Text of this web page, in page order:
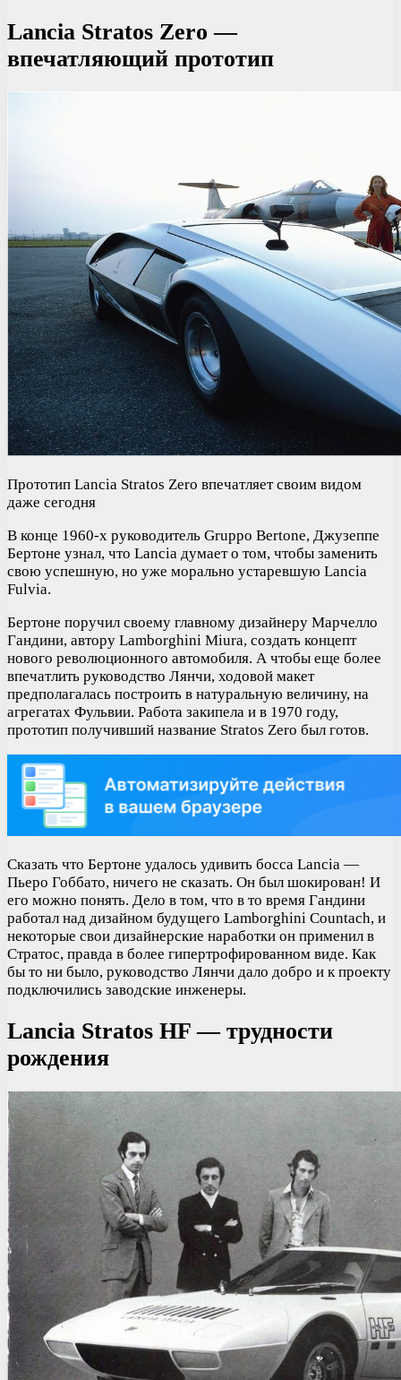
Lancia Stratos Zero —
впечатляющий прототип
Прототип Lancia Stratos Zero впечатляет своим видом
даже сегодня
В конце 1960-х руководитель Gruppo Bertone, Джузеппе
Бертоне узнал, что Lancia думает о том, чтобы заменить
свою успешную, но уже морально устаревшую Lancia
Fulvia.
Бертоне поручил своему главному дизайнеру Марчелло
Гандини, автору Lamborghini Miura, создать концепт
нового революционного автомобиля. А чтобы еще более
впечатлить руководство Лянчи, ходовой макет
предполагалась построить в натуральную величину, на
агрегатах Фульвии. Работа закипела и в 1970 году,
прототип получивший название Stratos Zero был готов.
Сказать что Бертоне удалось удивить босса Lancia —
Пьеро Гоббато, ничего не сказать. Он был шокирован! И
его можно понять. Дело в том, что в то время Гандини
работал над дизайном будущего Lamborghini Countach, и
некоторые свои дизайнерские наработки он применил в
Стратос, правда в более гипертрофированном виде. Как
бы то ни было, руководство Лянчи дало добро и к проекту
подключились заводские инженеры.
Lancia Stratos HF — трудности
рождения